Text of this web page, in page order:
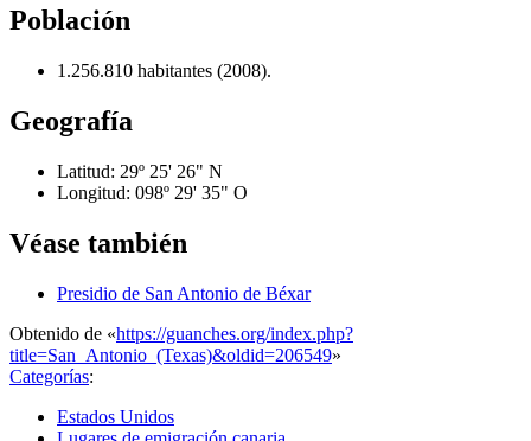
Población
1.256.810 habitantes (2008).
Geografía
Latitud: 29º 25' 26" N
Longitud: 098º 29' 35" O
Véase también
Presidio de San Antonio de Béxar
Obtenido de «https://guanches.org/index.php?
title=San_Antonio_(Texas)&oldid=206549»
Categorías:
Estados Unidos